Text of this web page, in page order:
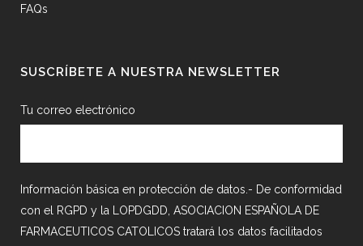
FAQs
SUSCRÍBETE A NUESTRA NEWSLETTER
Tu correo electrónico
Información básica en protección de datos.- De conformidad
con el RGPD y la LOPDGDD, ASOCIACION ESPAÑOLA DE
FARMACEUTICOS CATOLICOS tratará los datos facilitados